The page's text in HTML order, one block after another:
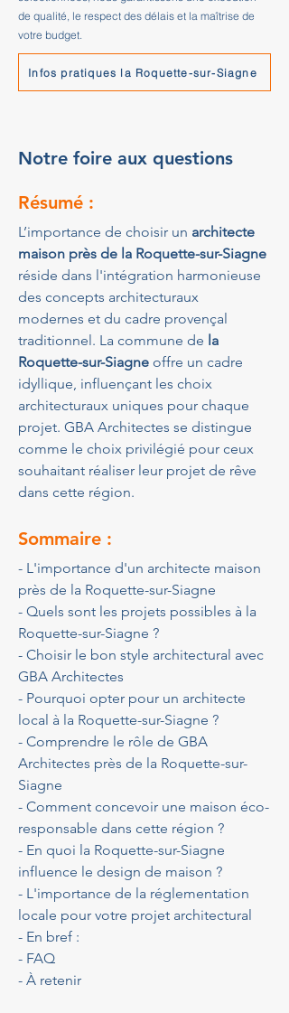
de qualité, le respect des délais et la maîtrise de
votre budget.
Infos pratiques la Roquette-sur-Siagne
Notre foire aux questions
Résumé :
L’importance de choisir un architecte
maison près de la Roquette-sur-Siagne
réside dans l'intégration harmonieuse
des concepts architecturaux
modernes et du cadre provençal
traditionnel. La commune de la
Roquette-sur-Siagne offre un cadre
idyllique, influençant les choix
architecturaux uniques pour chaque
projet. GBA Architectes se distingue
comme le choix privilégié pour ceux
souhaitant réaliser leur projet de rêve
dans cette région.
Sommaire :
- L'importance d'un architecte maison
près de la Roquette-sur-Siagne
- Quels sont les projets possibles à la
Roquette-sur-Siagne ?
- Choisir le bon style architectural avec
GBA Architectes
- Pourquoi opter pour un architecte
local à la Roquette-sur-Siagne ?
- Comprendre le rôle de GBA
Architectes près de la Roquette-sur-
Siagne
- Comment concevoir une maison éco-
responsable dans cette région ?
- En quoi la Roquette-sur-Siagne
influence le design de maison ?
- L'importance de la réglementation
locale pour votre projet architectural
- En bref :
- FAQ
- À retenir